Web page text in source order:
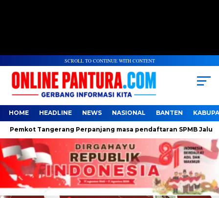
SCROLL TO CONTINUE WITH CONTENT
HOME HEADLINE NEWS NASIONAL BANTEN
Tangerang Perpanjang masa pendaftaran SPMB Jalur